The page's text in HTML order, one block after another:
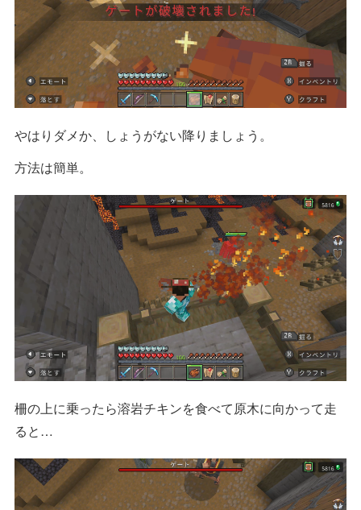
やはりダメか、しょうがない降りましょう。
方法は簡単。
柵の上に乗ったら溶岩チキンを食べて原木に向かって走
ると…